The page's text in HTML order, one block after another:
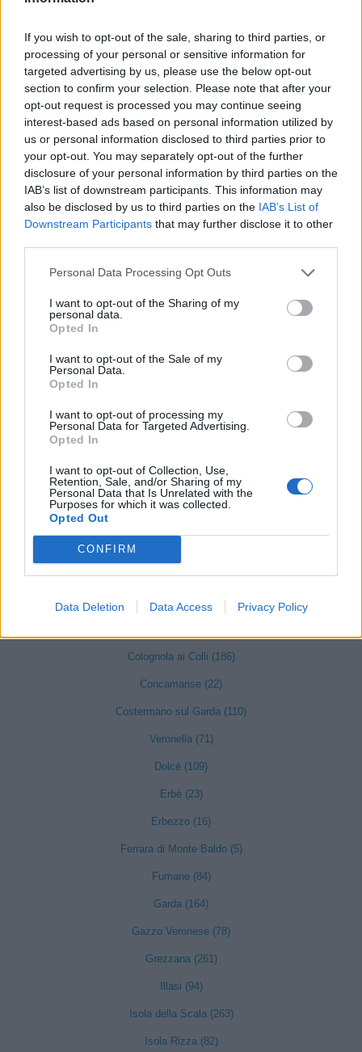
If you wish to opt-out of the sale, sharing to third parties, or
processing of your personal or sensitive information for
targeted advertising by us, please use the below opt-out
section to confirm your selection. Please note that after your
opt-out request is processed you may continue seeing
interest-based ads based on personal information utilized by
us or personal information disclosed to third parties prior to
your opt-out. You may separately opt-out of the further
disclosure of your personal information by third parties on the
IAB’s list of downstream participants. This information may
also be disclosed by us to third parties on the IAB’s List of
Downstream Participants that may further disclose it to other
Personal Data Processing Opt Outs
I want to opt-out of the Sharing of my
personal data.
Opted In
I want to opt-out of the Sale of my
Personal Data.
Opted In
I want to opt-out of processing my
Personal Data for Targeted Advertising.
Opted In
I want to opt-out of Collection, Use,
Retention, Sale, and/or Sharing of my
Personal Data that Is Unrelated with the
Purposes for which it was collected.
Opted Out
CONFIRM
Data Deletion Data Access Privacy Policy
Bardolino (311)
Belfiore (71)
Bevilacqua (24)
Bonavigo (31)
Boschi Sant'Anna (22)
Bosco Chiesanuova (67)
Bovolone (323)
Brentino Belluno (26)
Bussolengo (561)
Buttapietra (117)
Caprino Veronese (174)
Castagnaro (49)
Castelnuovo del Garda (347)
Cavaion Veronese (147)
Cerro Veronese (25)
Colognola ai Colli (186)
Concamarise (22)
Costermano sul Garda (110)
Veronella (71)
Dolcè (109)
Erbè (23)
Erbezzo (16)
Ferrara di Monte Baldo (5)
Fumane (84)
Garda (164)
Gazzo Veronese (78)
Grezzana (261)
Illasi (94)
Isola della Scala (263)
Isola Rizza (82)